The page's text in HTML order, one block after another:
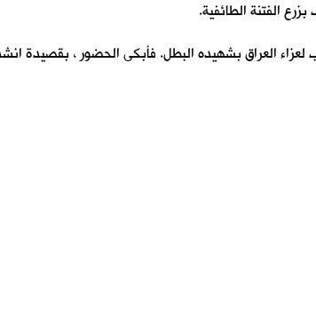
الفتنة الطائفية.
العراق بشهيده البطل. فأبكى الحضور ، بقصيدة